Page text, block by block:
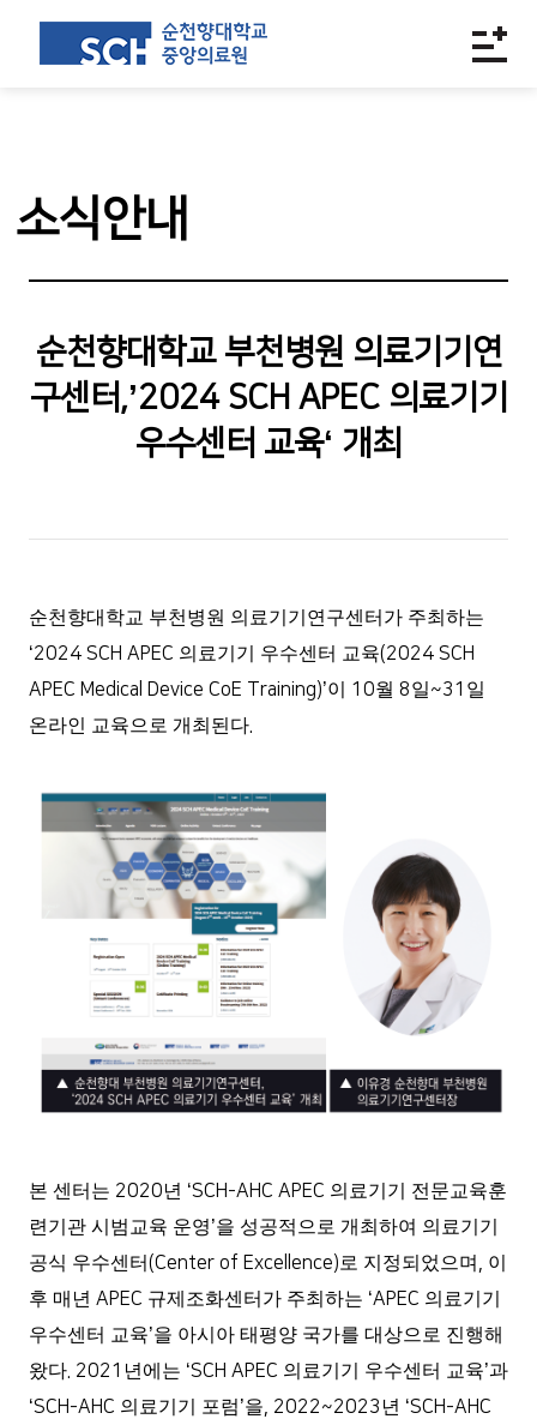
소식안내
순천향대학교 부천병원 의료기기연
구센터,’2024 SCH APEC 의료기기
우수센터 교육‘ 개최
순천향대학교 부천병원 의료기기연구센터가 주최하는
‘2024 SCH APEC 의료기기 우수센터 교육(2024 SCH
APEC Medical Device CoE Training)’이 10월 8일~31 일
온라인 교육으로 개최된다.
본 센터는 2020년 ‘SCH-AHC APEC 의료기기 전문교육훈
련기관 시범교육 운영’을 성공적으로 개최하여 의료기기
공식 우수센터(Center of Excellence)로 지정되었으며 , 이
후 매년 APEC 규제조화센터가 주최하는 ‘APEC 의료기기
우수센터 교육’을 아시아 태평양 국가를 대상으로 진행해
왔다. 2021 년에는 ‘SCH APEC 의료기기 우수센터 교육’과
‘SCH-AHC 의료기기 포럼’을, 2022~2023 년 ‘SCH-AHC